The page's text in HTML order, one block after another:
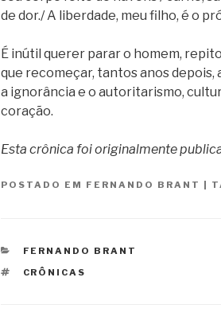
de dor./ A liberdade, meu filho, é o
É inútil querer parar o homem,
que recomeçar, tantos anos
a ignorância e o autoritarismo,
coração.
Esta crônica foi originalmente
POSTADO EM FERNANDO BRANT |
CATEGORIAS
FERNANDO BRANT
TAGS
CRÔNICAS